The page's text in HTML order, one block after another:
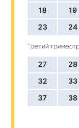
18
19
23
24
Третий
27 28
32
33
37
38